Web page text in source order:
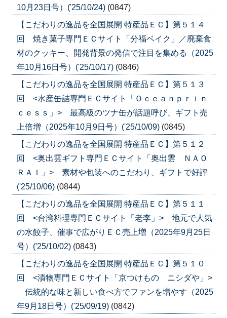
10月23日号）('25/10/24) (0847)
【こだわりの逸品を全国展開 特産品ＥＣ】第５１４
回 焼き菓子専門ＥＣサイト「分福ベイク」／廃棄食
材のクッキー、開発背景の発信で注目を集める（2025
年10月16日号）('25/10/17) (0846)
【こだわりの逸品を全国展開 特産品ＥＣ】第５１３
回 <水産缶詰専門ＥＣサイト「Ｏｃｅａｎｐｒｉｎ
ｃｅｓｓ」> 最高級のツナ缶が話題呼び、ギフト売
上倍増（2025年10月9日号）('25/10/09) (0845)
【こだわりの逸品を全国展開 特産品ＥＣ】第５１２
回 <奥出雲ギフト専門ＥＣサイト「奥出雲 ＮＡＯ
ＲＡＩ」> 素材や包装へのこだわり、ギフトで好評
('25/10/06) (0844)
【こだわりの逸品を全国展開 特産品ＥＣ】第５１１
回 <台湾料理専門ＥＣサイト「老李」> 地元で人気
の水餃子、催事で広がりＥＣ売上増（2025年9月25日
号）('25/10/02) (0843)
【こだわりの逸品を全国展開 特産品ＥＣ】第５１０
回 <漬物専門ＥＣサイト「京つけもの ニシダや」>
伝統的な味と新しい食べ方でファンを増やす（2025
年9月18日号）('25/09/19) (0842)